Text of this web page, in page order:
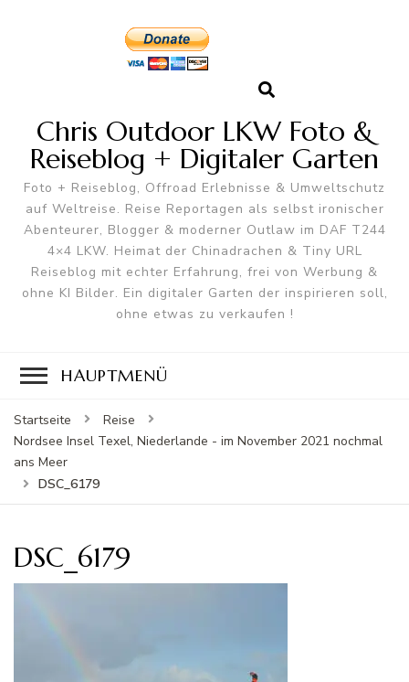
Chris Outdoor LKW Foto &
Reiseblog + Digitaler Garten
Foto + Reiseblog, Offroad Erlebnisse & Umweltschutz
auf Weltreise. Reise Reportagen als selbst ironischer
Abenteurer, Blogger & moderner Outlaw im DAF T244
4×4 LKW. Heimat der Chinadrachen & Tiny URL
Reiseblog mit echter Erfahrung, frei von Werbung &
ohne KI Bilder. Ein digitaler Garten der inspirieren soll,
ohne etwas zu verkaufen !
HAUPTMENÜ
Startseite
Reise
Nordsee Insel Texel, Niederlande - im November 2021 nochmal
ans Meer
DSC_6179
DSC_6179